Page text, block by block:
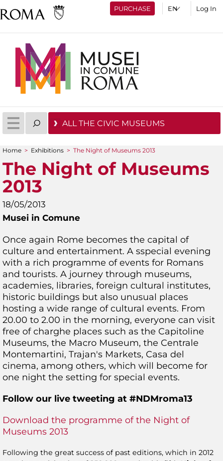
PURCHASE Log In
ALL THE CIVIC MUSEUMS
You are here
Home > Exhibitions > The Night of Museums 2013
The Night of Museums
2013
18/05/2013
Musei in Comune
Once again Rome becomes the capital of
culture and entertainment. A sspecial evening
with a rich programme of events for Romans
and tourists. A journey through museums,
academies, libraries, foreign cultural institutes,
historic buildings but also unusual places
hosting a wide range of cultural events. From
20.00 to 2.00 in the morning, everyone can visit
free of charghe places such as the Capitoline
Museums, the Macro Museum, the Centrale
Montemartini, Trajan's Markets, Casa del
cinema, among others, which will become for
one night the setting for special events.
Follow our live tweeting at #NDMroma13
Download the programme of the Night of
Museums 2013
Following the great success of past editions, which in 2012